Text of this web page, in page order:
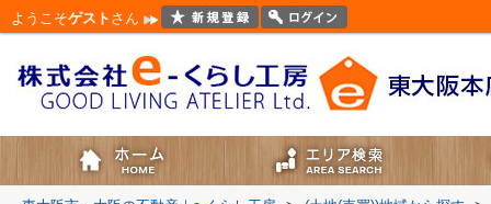
ようこそゲスト さん